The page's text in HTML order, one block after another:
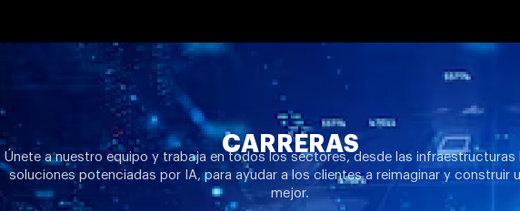
CARRERAS
Únete a nuestro equipo y trabaja en todos los sectores, desde las infraestructuras
soluciones potenciadas por IA, para ayudar a los clientes a reimaginar y construir
mejor.